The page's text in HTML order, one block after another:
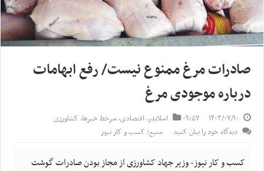
صادرات مرغ ممنوع نیست/ رفع ابهامات
درباره موجودی مرغ
۱۴۰۳/۰۷/۱۰ ۰۹:۵۷ اسلایدر,اقتصادی,سرخط خبرها, کشاورزی
دیدگاه خود را بیان کنید
منبع: کسب و کار نیوز
کسب و کار نیوز- وزیر جهاد کشاورزی از مجاز بودن صادرات گوشت